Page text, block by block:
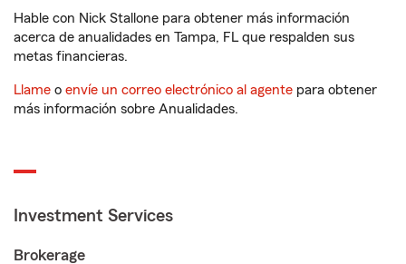
Hable con Nick Stallone para obtener más información
acerca de anualidades en Tampa, FL que respalden sus
metas financieras.
Llame o envíe un correo electrónico al agente para obtener
más información sobre Anualidades.
Investment Services
Brokerage